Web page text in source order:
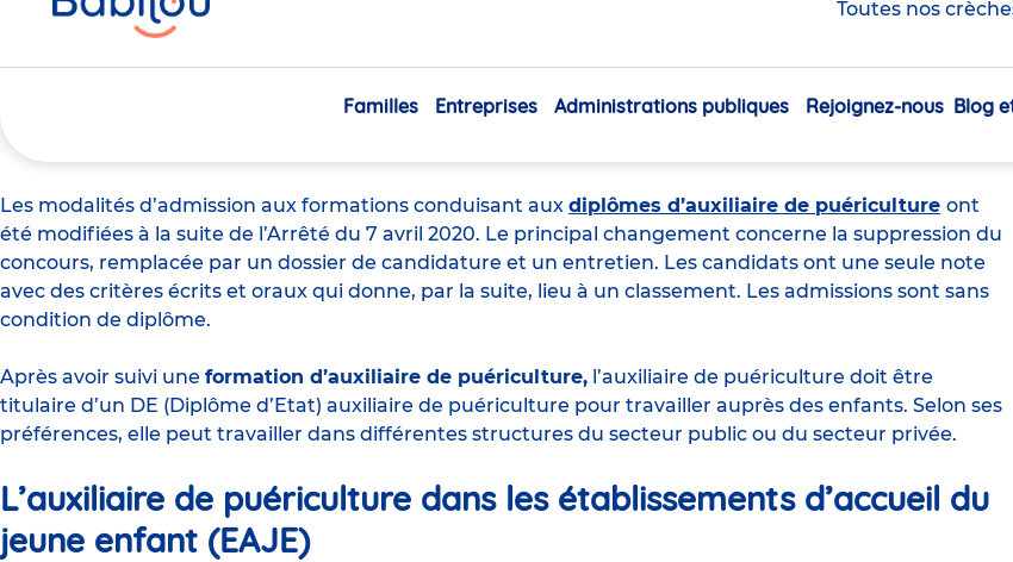
Toutes nos
Navigation
Familles Entreprises Administrations publiques Rejoignez-nous Blog
Que faire après le diplôme d’auxiliaire de
Les modalités d’admission aux formations conduisant aux diplômes d’auxiliaire de puériculture ont
été modifiées à la suite de l’Arrêté du 7 avril 2020. Le principal changement concerne la suppression du
concours, remplacée par un dossier de candidature et un entretien. Les candidats ont une seule note
avec des critères écrits et oraux qui donne, par la suite, lieu à un classement. Les admissions sont sans
condition de diplôme.
Après avoir suivi une formation d’auxiliaire de puériculture, l’auxiliaire de puériculture doit être
titulaire d’un DE (Diplôme d’Etat) auxiliaire de puériculture pour travailler auprès des enfants. Selon ses
préférences, elle peut travailler dans différentes structures du secteur public ou du secteur privée.
L’auxiliaire de puériculture dans les établissements d’accueil du
jeune enfant (EAJE)